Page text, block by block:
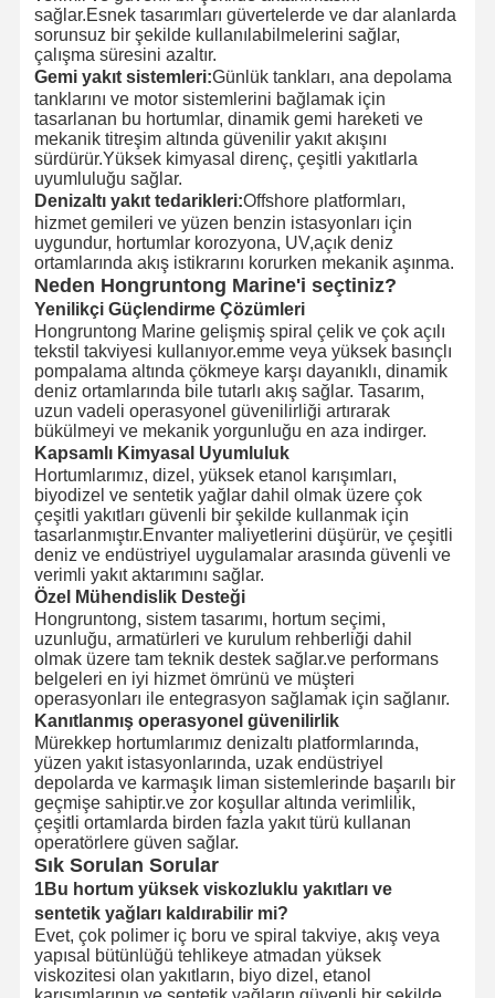
sağlar.Esnek tasarımları güvertelerde ve dar alanlarda
sorunsuz bir şekilde kullanılabilmelerini sağlar,
çalışma süresini azaltır.
Gemi yakıt sistemleri:Günlük tankları, ana depolama
tanklarını ve motor sistemlerini bağlamak için
tasarlanan bu hortumlar, dinamik gemi hareketi ve
mekanik titreşim altında güvenilir yakıt akışını
sürdürür.Yüksek kimyasal direnç, çeşitli yakıtlarla
uyumluluğu sağlar.
Denizaltı yakıt tedarikleri:Offshore platformları,
hizmet gemileri ve yüzen benzin istasyonları için
uygundur, hortumlar korozyona, UV,açık deniz
ortamlarında akış istikrarını korurken mekanik aşınma.
Neden Hongruntong Marine'i seçtiniz?
Yenilikçi Güçlendirme Çözümleri
Hongruntong Marine gelişmiş spiral çelik ve çok açılı
tekstil takviyesi kullanıyor.emme veya yüksek basınçlı
pompalama altında çökmeye karşı dayanıklı, dinamik
deniz ortamlarında bile tutarlı akış sağlar. Tasarım,
uzun vadeli operasyonel güvenilirliği artırarak
bükülmeyi ve mekanik yorgunluğu en aza indirger.
Kapsamlı Kimyasal Uyumluluk
Hortumlarımız, dizel, yüksek etanol karışımları,
biyodizel ve sentetik yağlar dahil olmak üzere çok
çeşitli yakıtları güvenli bir şekilde kullanmak için
tasarlanmıştır.Envanter maliyetlerini düşürür, ve çeşitli
deniz ve endüstriyel uygulamalar arasında güvenli ve
verimli yakıt aktarımını sağlar.
Özel Mühendislik Desteği
Hongruntong, sistem tasarımı, hortum seçimi,
uzunluğu, armatürleri ve kurulum rehberliği dahil
olmak üzere tam teknik destek sağlar.ve performans
belgeleri en iyi hizmet ömrünü ve müşteri
operasyonları ile entegrasyon sağlamak için sağlanır.
Kanıtlanmış operasyonel güvenilirlik
Mürekkep hortumlarımız denizaltı platformlarında,
yüzen yakıt istasyonlarında, uzak endüstriyel
depolarda ve karmaşık liman sistemlerinde başarılı bir
geçmişe sahiptir.ve zor koşullar altında verimlilik,
çeşitli ortamlarda birden fazla yakıt türü kullanan
operatörlere güven sağlar.
Sık Sorulan Sorular
1Bu hortum yüksek viskozluklu yakıtları ve
sentetik yağları kaldırabilir mi?
Evet, çok polimer iç boru ve spiral takviye, akış veya
yapısal bütünlüğü tehlikeye atmadan yüksek
viskozitesi olan yakıtların, biyo dizel, etanol